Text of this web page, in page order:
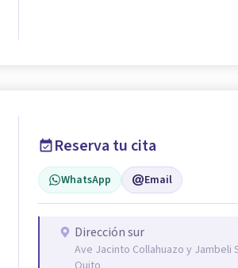
Reserva tu cita
WhatsApp Email
Dirección sur
Ave Jacinto Collahuazo y Jambeli